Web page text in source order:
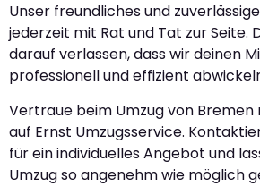
Unser freundliches und
jederzeit mit Rat und Tat zur Seite.
darauf verlassen, dass wir deinen
professionell und effizient
Vertraue beim Umzug von
auf Ernst Umzugsservice.
für ein individuelles Angebot und
Umzug so angenehm wie möglich